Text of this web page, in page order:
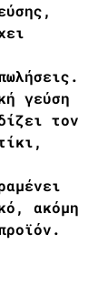
γεύση
τον
ακόμη